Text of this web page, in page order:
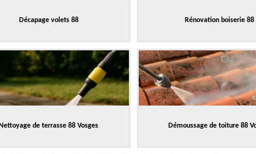
Décapage volets 88 Rénovation boiserie 88
Nettoyage de terrasse 88 Vosges Démoussage de toiture 88